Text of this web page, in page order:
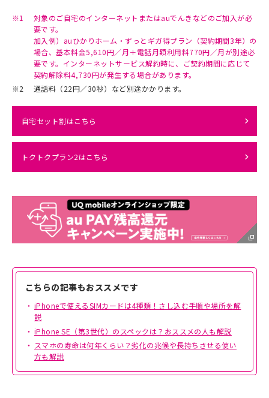
※1
対象のご自宅のインターネットまたはauでんきなどのご加入が必
要です。
加入例）auひかりホーム・ずっとギガ得プラン（契約期間3年）の
場合、基本料金5,610円／月＋電話月額利用料770円／月が別途必
要です。インターネットサービス解約時に、ご契約期間に応じて
契約解除料4,730円が発生する場合があります。
※2
通話料（22円／30秒）など別途かかります。
自宅セット割はこちら
トクトクプラン2はこちら
こちらの記事もおススメです
iPhoneで使えるSIMカードは4種類！さし込む手順や場所を解
説
iPhone SE（第3世代）のスペックは？おススメの人も解説
スマホの寿命は何年くらい？劣化の兆候や長持ちさせる使い
方も解説